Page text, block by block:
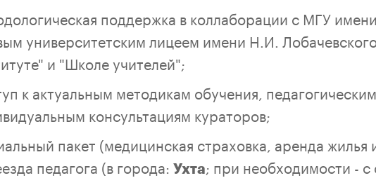
поддержка в коллаборации с МГУ
университетским лицеем имени Н.И.
и "Школе учителей";
к актуальным методикам обучения,
консультациям кураторов;
пакет (медицинская страховка, аренда жилья
педагога (в города: Ухта; при необходимости - с